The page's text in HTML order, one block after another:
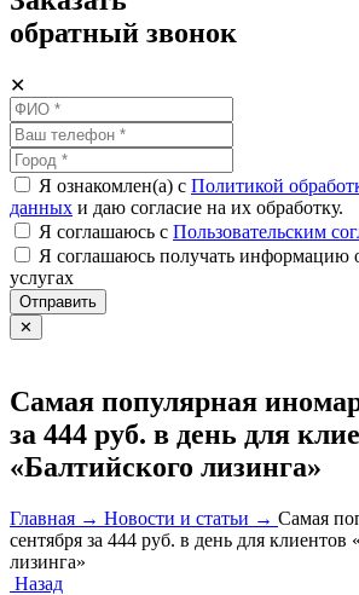
обратный звонок
✕
Я ознакомлен(а) с Политикой
данных и даю согласие на их обработку.
Я соглашаюсь c Пользовательским
Я соглашаюсь получать информацию
услугах
Отправить
✕
Самая популярная
за 444 руб. в день для
«Балтийского лизинга»
Главная → Новости и статьи → Самая
сентября за 444 руб. в день для клиентов
лизинга»
Назад